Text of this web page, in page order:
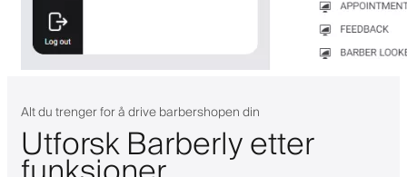
Alt du trenger for å drive barbershopen din
Utforsk Barberly etter